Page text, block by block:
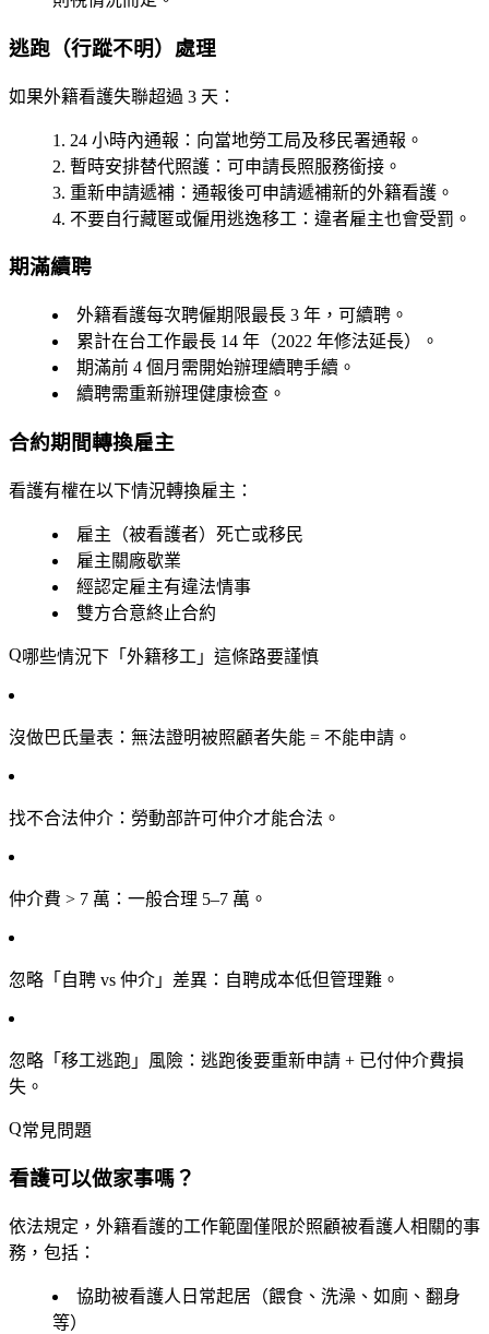
逃跑（行蹤不明）處理
如果外籍看護失聯超過 3 天：
24 小時內通報 ：向當地勞工局及移民署通報。
暫時安排替代照護 ：可申請長照服務銜接。
重新申請遞補 ：通報後可申請遞補新的外籍看護。
不要自行藏匿或僱用逃逸移工 ：違者雇主也會受罰。
期滿續聘
外籍看護每次聘僱期限最長 3 年 ，可續聘。
累計在台工作最長 14 年 （2022 年修法延長）。
期滿前 4 個月 需開始辦理續聘手續。
續聘需重新辦理健康檢查。
合約期間轉換雇主
看護有權在以下情況轉換雇主：
雇主（被看護者）死亡或移民
雇主關廠歇業
經認定雇主有違法情事
雙方合意終止合約
哪些情況下「外籍移工」這條路要謹慎
沒做巴氏量表 ：無法證明被照顧者失能 = 不能申請。
找不合法仲介 ：勞動部許可仲介才能合法。
仲介費 > 7 萬 ：一般合理 5–7 萬。
忽略「自聘 vs 仲介」差異 ：自聘成本低但管理難。
忽略「移工逃跑」風險 ：逃跑後要重新申請 + 已付仲介費損
失。
常見問題
看護可以做家事嗎？
依法規定，外籍看護的工作範圍僅限於照顧被看護人相關的事
務 ，包括：
協助被看護人日常起居（餵食、洗澡、如廁、翻身
等）